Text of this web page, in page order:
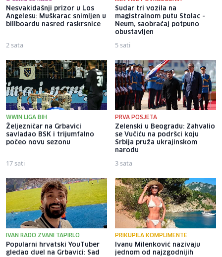
Nesvakidašnji prizor u Los
Angelesu: Muškarac snimljen u
billboardu nasred raskrsnice
2 sata
Sudar tri vozila na
magistralnom putu Stolac -
Neum, saobraćaj potpuno
obustavljen
5 sati
WWIN LIGA BIH
Željezničar na Grbavici
savladao BSK i trijumfalno
počeo novu sezonu
17 sati
PRVA POSJETA
Zelenski u Beogradu: Zahvalio
se Vučiću na podršci koju
Srbija pruža ukrajinskom
narodu
3 sata
IVAN RADO ZVANI TAPIRLO
Popularni hrvatski YouTuber
gledao duel na Grbavici: Sad
PRIKUPILA KOMPLIMENTE
Ivanu Milenković nazivaju
jednom od najzgodnijih